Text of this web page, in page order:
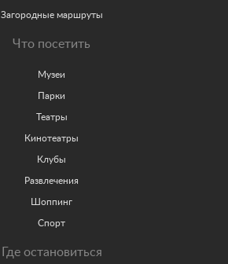
Загородные маршруты
Что посетить
Музеи
Парки
Театры
Кинотеатры
Клубы
Развлечения
Шоппинг
Спорт
Где остановиться